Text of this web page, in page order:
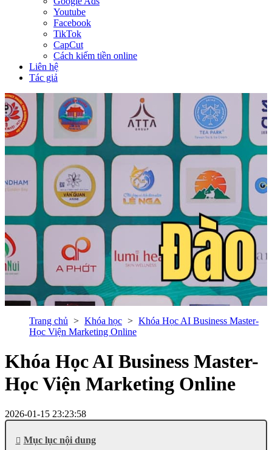
Youtube
Facebook
TikTok
CapCut
Cách kiếm tiền online
Liên hệ
Tác giả
Trang chủ Khóa học
Khóa Học AI Business Master-
Học Viện Marketing Online
Khóa Học AI Business Master-
Học Viện Marketing Online
2026-01-15 23:23:58
Mục lục nội dung